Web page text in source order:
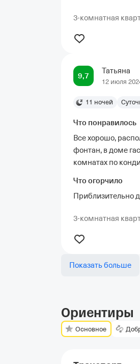
3-комнатная
9,7
Татьяна
12 июля
11 ночей
Что понравилось
Все хорошо,
фонтан, в доме
комнатах по
Что огорчило
Приблизительно
3-комнатная
Показать больше
Ориентиры
Основное